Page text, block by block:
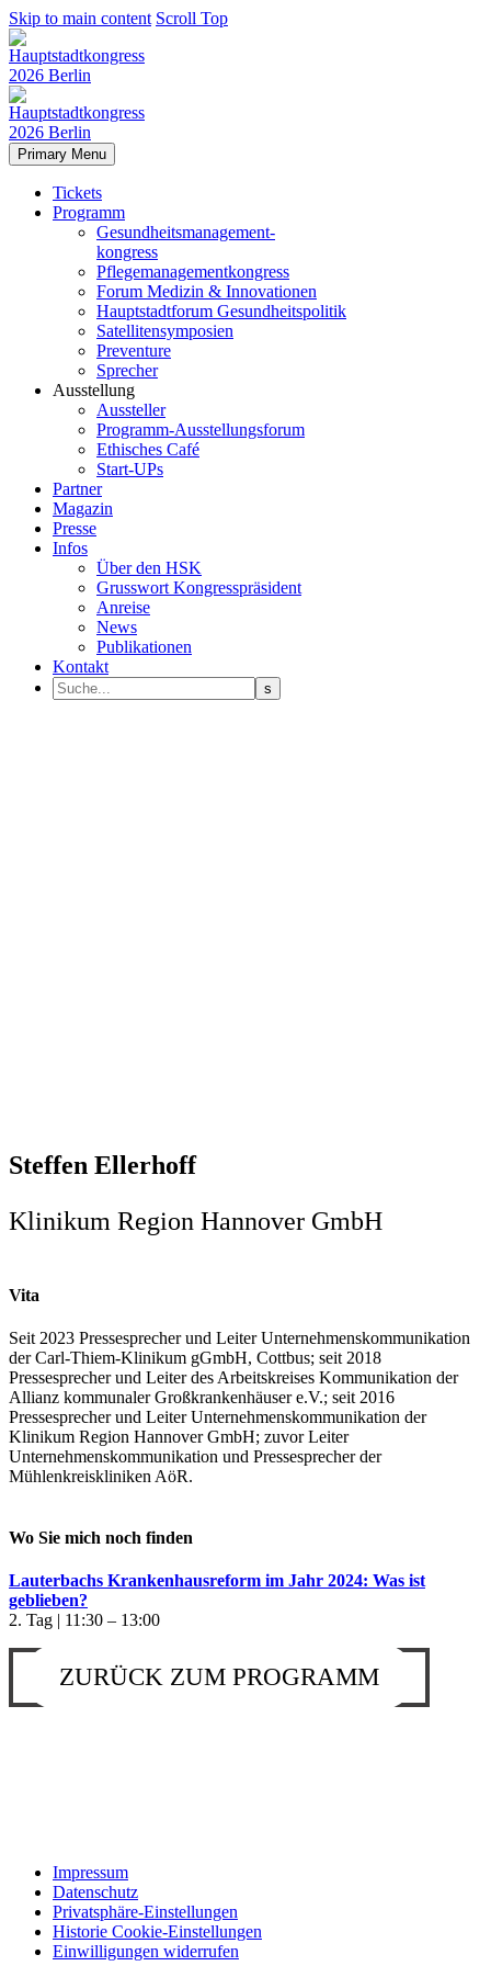
Skip to main content Scroll Top
Primary Menu
Tickets
Programm
Gesundheitsmanagement-
kongress
Pflegemanagementkongress
Forum Medizin & Innovationen
Hauptstadtforum Gesundheitspolitik
Satellitensymposien
Preventure
Sprecher
Ausstellung
Aussteller
Programm-Ausstellungsforum
Ethisches Café
Start-UPs
Partner
Magazin
Presse
Infos
Über den HSK
Grusswort Kongresspräsident
Anreise
News
Publikationen
Kontakt
Steffen Ellerhoff
Klinikum Region Hannover GmbH
Vita
Seit 2023 Pressesprecher und Leiter Unternehmenskommunikation
der Carl-Thiem-Klinikum gGmbH, Cottbus; seit 2018
Pressesprecher und Leiter des Arbeitskreises Kommunikation der
Allianz kommunaler Großkrankenhäuser e.V.; seit 2016
Pressesprecher und Leiter Unternehmenskommunikation der
Klinikum Region Hannover GmbH; zuvor Leiter
Unternehmenskommunikation und Pressesprecher der
Mühlenkreiskliniken AöR.
Wo Sie mich noch finden
Lauterbachs Krankenhausreform im Jahr 2024: Was ist
geblieben?
2. Tag | 11:30 – 13:00
ZURÜCK ZUM PROGRAMM
Impressum
Datenschutz
Privatsphäre-Einstellungen
Historie Cookie-Einstellungen
Einwilligungen widerrufen